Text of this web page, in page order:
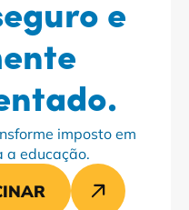
e
imposto em
a educação.